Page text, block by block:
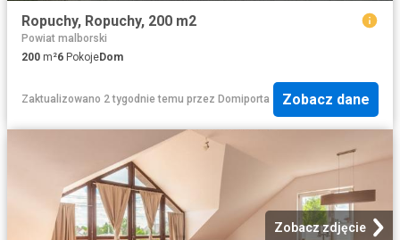
Ropuchy, Ropuchy, 200 m2
Powiat malborski
200 m²6 PokojeDom
Zaktualizowano 2 tygodnie temu przez Domiporta Zobacz dane
Zobacz zdjęcie